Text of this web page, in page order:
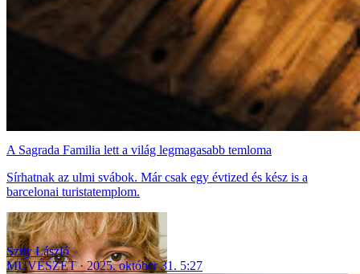
A Sagrada Familia lett a világ legmagasabb temloma
Sírhatnak az ulmi svábok. Már csak egy évtized és kész is a
barcelonai turistatemplom.
Szily László
MŰVÉSZET
2025. október 31. 5:27